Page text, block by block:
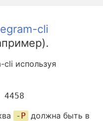
cli
cli используя
-P должна быть в